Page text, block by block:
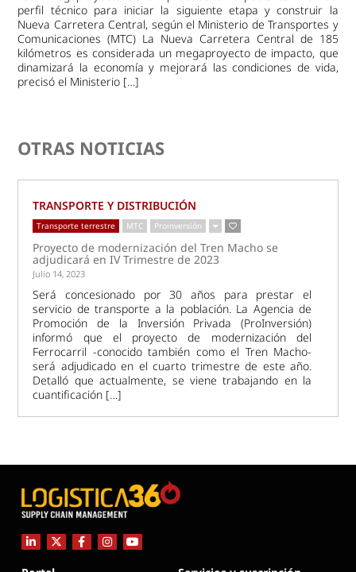
perfil técnico para iniciar la siguiente etapa y construir la
Nueva Carretera Central, según el Ministerio de Transportes y
Comunicaciones (MTC) La Nueva Carretera Central de 185
kilómetros es considerada un megaproyecto de impacto, que
dinamizará la economía y mejorará las condiciones de vida,
precisó el Ministerio […]
OTRAS NOTICIAS
TRANSPORTE Y DISTRIBUCIÓN
Transporte terrestre MTC Proinversión
Proyecto de modernización del Tren Macho se
adjudicará en IV Trimestre de 2023
Julio 14, 2023
Será concesionado por 30 años para prestar el
servicio de transporte a la población. La Agencia de
Promoción de la Inversión Privada (ProInversión)
informó que el proyecto de modernización del
Ferrocarril -conocido también como el Tren Macho-
será adjudicado en el cuarto trimestre de este año.
Detalló que actualmente, se viene trabajando en la
cuantificación […]